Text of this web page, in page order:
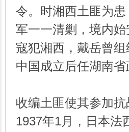
令。时湘西土匪为
军一一清剿，境内
寇犯湘西，戴岳曾
中国成立后任湖南省
收编土匪使其参加抗
1937年1月，日本法